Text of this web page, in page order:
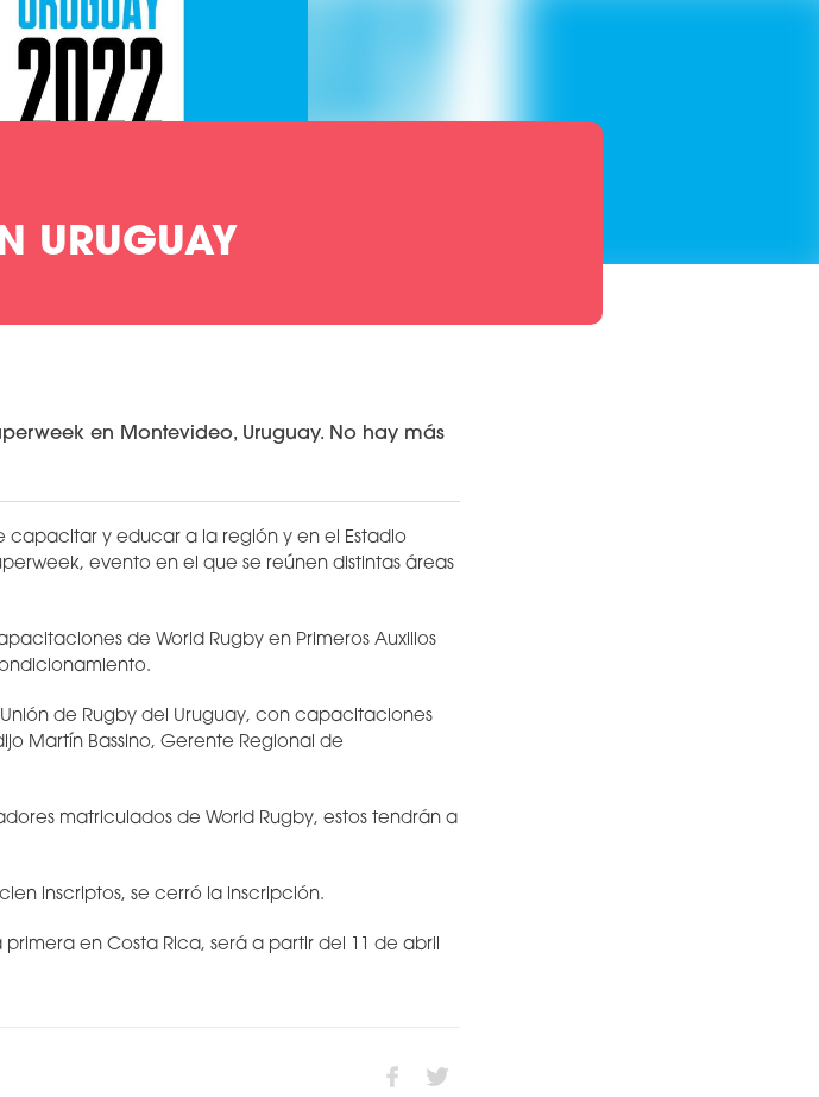
URUGUAY
en Montevideo, Uruguay. No hay más
capacitar y educar a la región y en el Estadio
evento en el que se reúnen distintas áreas
de World Rugby en Primeros Auxilios
de Rugby del Uruguay, con capacitaciones
Martín Bassino, Gerente Regional de
matriculados de World Rugby, estos tendrán a
inscriptos, se cerró la inscripción.
en Costa Rica, será a partir del 11 de abril